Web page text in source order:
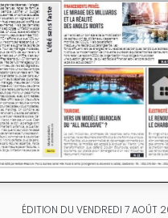
ÉDITION DU VENDREDI 7 AOÛT